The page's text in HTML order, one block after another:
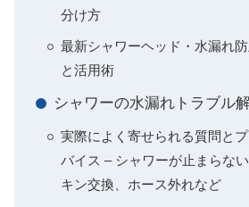
分け方
最新シャワーヘッド・水漏れ
と活用術
シャワーの水漏れトラブル
実際によく寄せられる質問と
バイス – シャワーが止まらな
キン交換、ホース外れなど